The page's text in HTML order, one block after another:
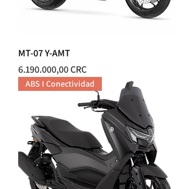
MT-07 Y-AMT
Precio
6.190.000,00 CRC
ABS I Conectividad